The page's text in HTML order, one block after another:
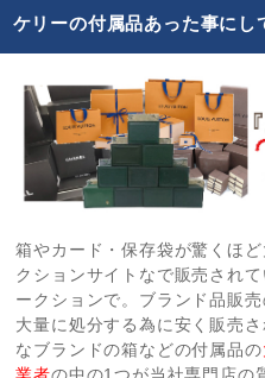
ケリーの付属品あった事にし
箱やカード・保存袋が驚くほ
クションサイトなで販売され
ークションで。ブランド品販
大量に処分する為に安く販売
なブランドの箱などの付属品の